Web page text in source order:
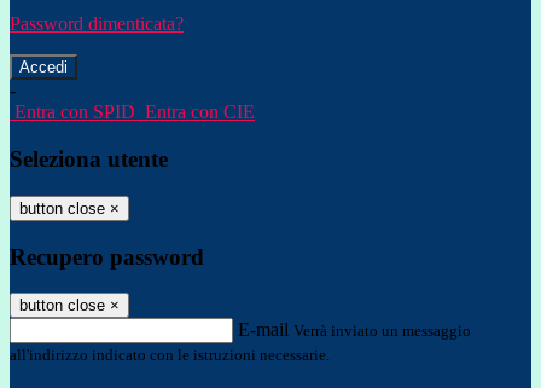
Password dimenticata?
-
Entra con SPID Entra con CIE
Seleziona utente
button close ×
Recupero password
button close ×
E-mail Verrà inviato un messaggio
all'indirizzo indicato con le istruzioni necessarie.